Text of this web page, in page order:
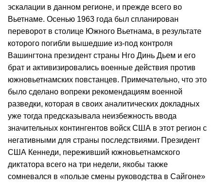
эскалации в данном регионе, и прежде всего во
Вьетнаме. Осенью 1963 года был спланирован
переворот в столице Южного Вьетнама, в результате
которого погибли вышедшие из-под контроля
Вашингтона президент страны Нго Динь Дьем и его
брат и активизировались военные действия против
южновьетнамских повстанцев. Примечательно, что это
было сделано вопреки рекомендациям военной
разведки, которая в своих аналитических докладных
уже тогда предсказывала неизбежность ввода
значительных контингентов войск США в этот регион с
негативными для страны последствиями. Президент
США Кеннеди, переживший южновьетнамского
диктатора всего на три недели, якобы также
сомневался в «пользе смены руководства в Сайгоне»